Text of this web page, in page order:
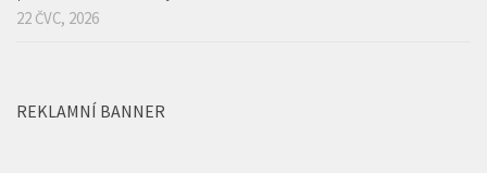
REKLAMNÍ BANNER